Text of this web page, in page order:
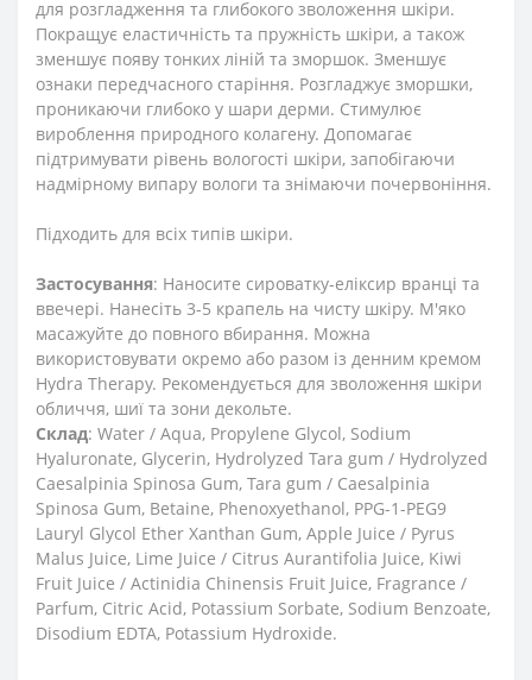
для розгладження та глибокого зволоження шкіри.
Покращує еластичність та пружність шкіри, а також
зменшує появу тонких ліній та зморшок. Зменшує
ознаки передчасного старіння. Розгладжує зморшки,
проникаючи глибоко у шари дерми. Стимулює
вироблення природного колагену. Допомагає
підтримувати рівень вологості шкіри, запобігаючи
надмірному випару вологи та знімаючи почервоніння.
Підходить для всіх типів шкіри.
Застосування: Наносите сироватку-еліксир вранці та
ввечері. Нанесіть 3-5 крапель на чисту шкіру. М'яко
масажуйте до повного вбирання. Можна
використовувати окремо або разом із денним кремом
Hydra Therapy. Рекомендується для зволоження шкіри
обличчя, шиї та зони декольте.
Склад: Water / Aqua, Propylene Glycol, Sodium
Hyaluronate, Glycerin, Hydrolyzed Tara gum / Hydrolyzed
Caesalpinia Spinosa Gum, Tara gum / Caesalpinia
Spinosa Gum, Betaine, Phenoxyethanol, PPG-1-PEG9
Lauryl Glycol Ether Xanthan Gum, Apple Juice / Pyrus
Malus Juice, Lime Juice / Citrus Aurantifolia Juice, Kiwi
Fruit Juice / Actinidia Chinensis Fruit Juice, Fragrance /
Parfum, Citric Acid, Potassium Sorbate, Sodium Benzoate,
Disodium EDTA, Potassium Hydroxide.